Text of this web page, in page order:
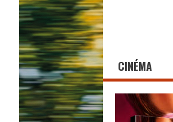
CINÉMA